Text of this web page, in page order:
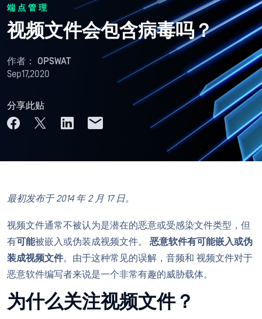
端点管理
视频文件会包含病毒吗？
作者： OPSWAT
Sep17,2020
分享此贴
最初发布于 2014 年 2 月 17 日。
视频文件通常不被认为是潜在的恶意或受感染文件类型，但
有可能被嵌入或伪装成视频文件。 恶意软件有可能嵌入或伪
装成视频文件。由于这种常见的误解，音频和 视频文件对于
恶意软件编写者来说是一个非常有趣的威胁载体。
为什么关注视频文件？